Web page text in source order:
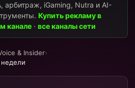
арбитраж, iGaming, Nutra и AI-
Купить рекламу в
канале ·все каналы сети
& Insider›